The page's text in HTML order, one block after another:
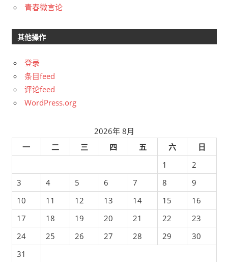
青春微言论
其他操作
登录
条目feed
评论feed
WordPress.org
2026年 8月
一
二 三 四 五 六
日
1
2
3
4 5 6 7 8
9
10
11 12 13 14 15
16
17
18 19 20 21 22
23
24
25 26 27 28 29
30
31